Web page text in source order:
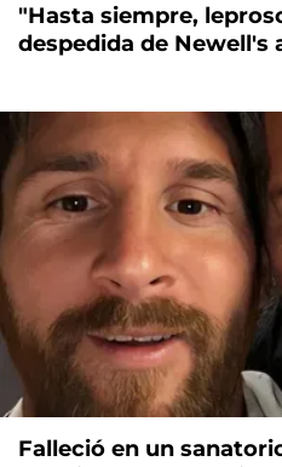
"Hasta siempre,
despedida de Newell's
Falleció en un